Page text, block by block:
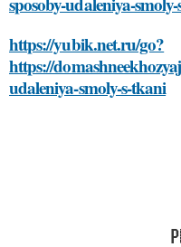
https://yubik.net.ru/go?
https://
udaleniya-smoly-s-tkani